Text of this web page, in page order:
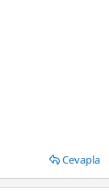
Cevapla